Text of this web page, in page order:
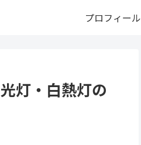
プロフィール
灯・白熱灯の